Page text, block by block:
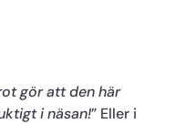
gör att den här
i näsan!” Eller i